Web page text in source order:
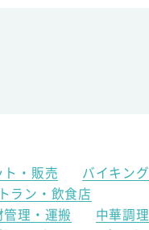
ト・販売
バイキング
ラン・飲食店
管理・運搬
中華調理